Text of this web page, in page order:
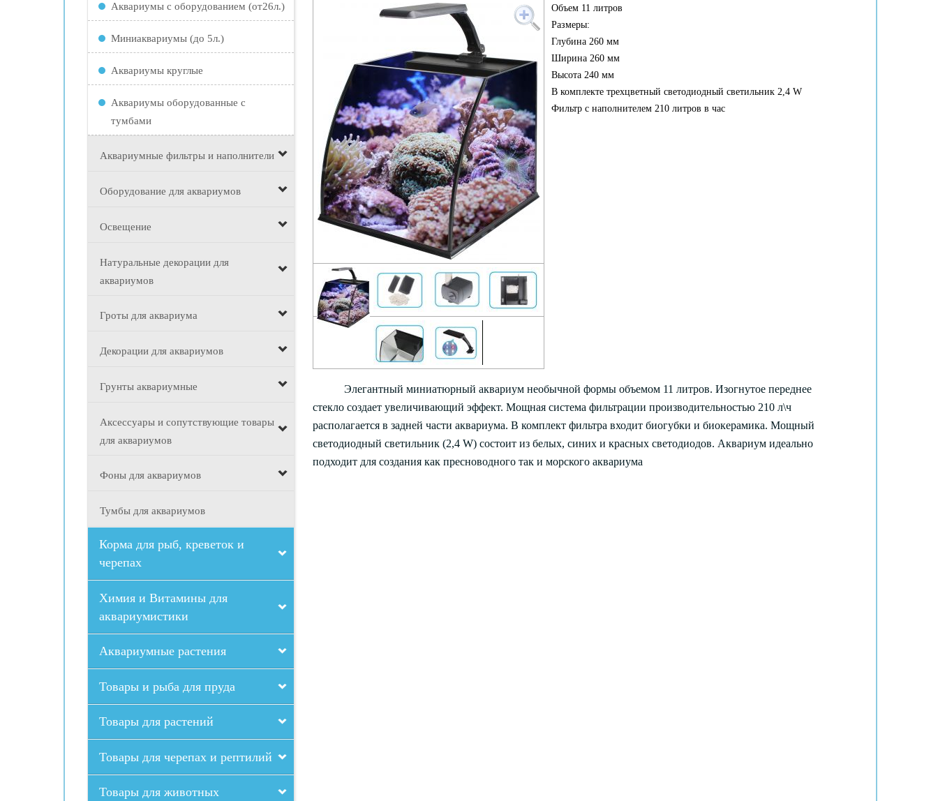
Аквариумы с оборудованием (от26л.)
Миниаквариумы (до 5л.)
Аквариумы круглые
Аквариумы оборудованные с
тумбами
Аквариумные фильтры и наполнители
Оборудование для аквариумов
Освещение
Натуральные декорации для
аквариумов
Гроты для аквариума
Декорации для аквариумов
Грунты аквариумные
Аксессуары и сопутствующие товары
для аквариумов
Фоны для аквариумов
Тумбы для аквариумов
Корма для рыб, креветок и
черепах
Химия и Витамины для
аквариумистики
Аквариумные растения
Товары и рыба для пруда
Товары для растений
Товары для черепах и рептилий
Товары для животных
Объем 11 литров
Размеры:
Глубина 260 мм
Ширина 260 мм
Высота 240 мм
В комплекте трехцветный светодиодный светильник 2,4 W
Фильтр с наполнителем 210 литров в час
Элегантный миниатюрный аквариум необычной формы объемом 11 литров. Изогнутое переднее
стекло создает увеличивающий эффект. Мощная система фильтрации производительностью 210 л\ч
располагается в задней части аквариума. В комплект фильтра входит биогубки и биокерамика. Мощный
светодиодный светильник (2,4 W) состоит из белых, синих и красных светодиодов. Аквариум идеально
подходит для создания как пресноводного так и морского аквариума